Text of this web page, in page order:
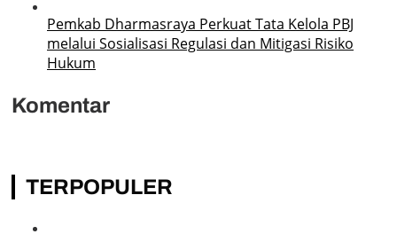
Pemkab Dharmasraya Perkuat Tata Kelola PBJ
melalui Sosialisasi Regulasi dan Mitigasi Risiko
Hukum
Komentar
TERPOPULER